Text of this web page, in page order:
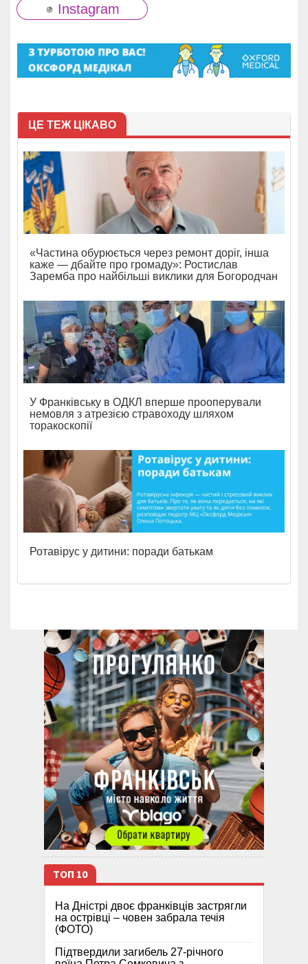
Instagram
ЦЕ ТЕЖ ЦІКАВО
«Частина обурюється через ремонт доріг, інша
каже — дбайте про громаду»: Ростислав
Заремба про найбільші виклики для Богородчан
У Франківську в ОДКЛ вперше прооперували
немовля з атрезією стравоходу шляхом
торакоскопії
Ротавірус у дитини: поради батькам
ТОП 10
На Дністрі двоє франківців застрягли
на острівці – човен забрала течія
(ФОТО)
Підтвердили загибель 27-річного